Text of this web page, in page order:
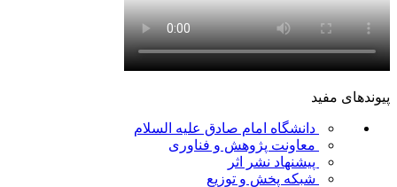
پیوندهای مفید
دانشگاه امام صادق علیه السلام
معاونت پژوهش و فناوری
پیشنهاد نشر اثر
شبکه پخش و توزیع